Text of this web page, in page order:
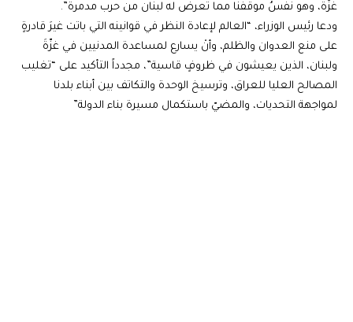
غزّة، وهو نفسُ موقفنا مما تعرض له لبنان من حرب مدمرة”.
ودعا رئيس الوزراء، “العالم لإعادة النظر في قوانينه التي باتت غيرَ قادرةٍ
على منع العدوان والظلم، وأنْ يسارع لمساعدة المدنيين في غزّةَ
ولبنان، الذين يعيشون في ظروفٍ قاسية”، مجدداً التأكيد على “تغليب
المصالح العليا للعراق، وترسيخ الوحدة والتكاتف بين أبناء بلدنا
لمواجهة التحديات، والمضيّ باستكمال مسيرة بناء الدولة”